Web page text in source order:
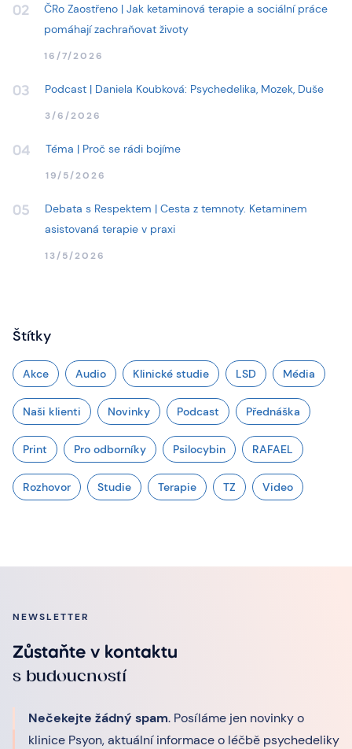
02
ČRo Zaostřeno | Jak ketaminová terapie a sociální práce
pomáhají zachraňovat životy
16/7/2026
03 Podcast | Daniela Koubková: Psychedelika, Mozek, Duše
3/6/2026
04 Téma | Proč se rádi bojíme
19/5/2026
05
Debata s Respektem | Cesta z temnoty. Ketaminem
asistovaná terapie v praxi
13/5/2026
Štítky
Akce Audio Klinické studie LSD Média
Naši klienti Novinky Podcast Přednáška
Print Pro odborníky Psilocybin RAFAEL
Rozhovor Studie Terapie TZ Video
NEWSLETTER
Zůstaňte v kontaktu
s budoucností
Nečekejte žádný spam. Posíláme jen novinky o
klinice Psyon, aktuální informace o léčbě psychedeliky